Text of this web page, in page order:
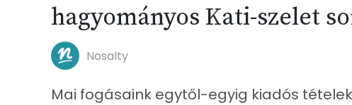
hagyományos Kati-szelet
Nosalty
Mai fogásaink egytől-egyig kiadós